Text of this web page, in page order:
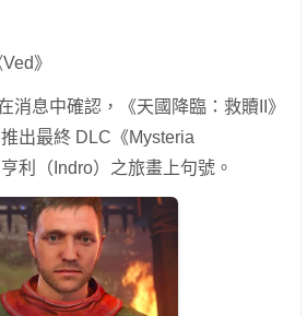
》
消息中確認，《天國降臨：救贖II》
出最終 DLC《Mysteria
利（Indro）之旅畫上句號。